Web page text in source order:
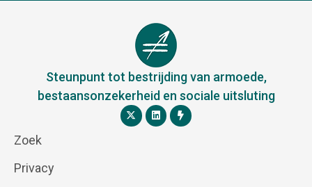
Steunpunt tot bestrijding van armoede,
bestaansonzekerheid en sociale uitsluting
Zoek
Privacy